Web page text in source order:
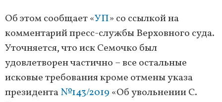
Об этом сообщает «УП» со ссылкой на
комментарий пресс-службы Верховного суда.
Уточняется, что иск Семочко был
удовлетворен частично – все остальные
исковые требования кроме отмены указа
президента№143/2019 «Об увольнении С.